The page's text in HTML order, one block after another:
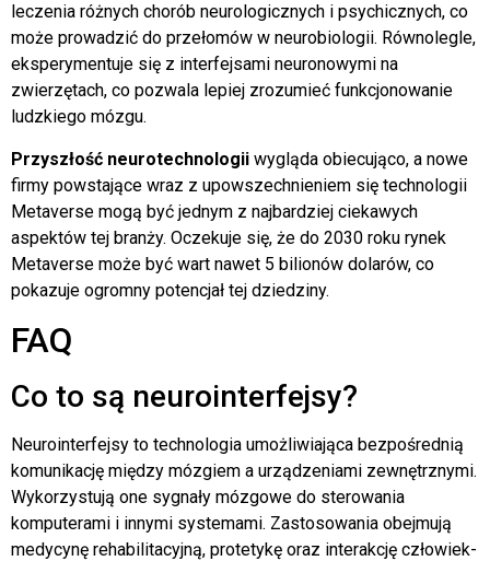
leczenia różnych chorób neurologicznych i psychicznych, co
może prowadzić do przełomów w neurobiologii. Równolegle,
eksperymentuje się z interfejsami neuronowymi na
zwierzętach, co pozwala lepiej zrozumieć funkcjonowanie
ludzkiego mózgu.
Przyszłość neurotechnologii wygląda obiecująco, a nowe
firmy powstające wraz z upowszechnieniem się technologii
Metaverse mogą być jednym z najbardziej ciekawych
aspektów tej branży. Oczekuje się, że do 2030 roku rynek
Metaverse może być wart nawet 5 bilionów dolarów, co
pokazuje ogromny potencjał tej dziedziny.
FAQ
Co to są neurointerfejsy?
Neurointerfejsy to technologia umożliwiająca bezpośrednią
komunikację między mózgiem a urządzeniami zewnętrznymi.
Wykorzystują one sygnały mózgowe do sterowania
komputerami i innymi systemami. Zastosowania obejmują
medycynę rehabilitacyjną, protetykę oraz interakcję człowiek-